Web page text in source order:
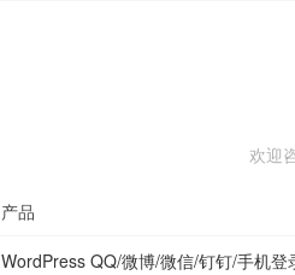
欢迎
产品
WordPress QQ/微博/微信/钉钉/手机登